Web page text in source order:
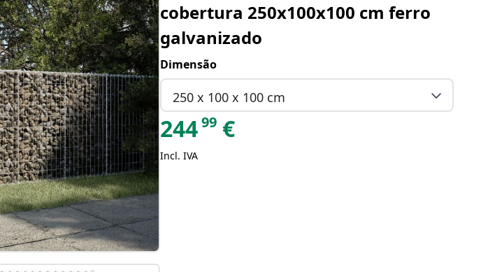
cobertura 250x100x100 cm ferro
galvanizado
Dimensão
250 x 100 x 100 cm
24499 €
Incl. IVA